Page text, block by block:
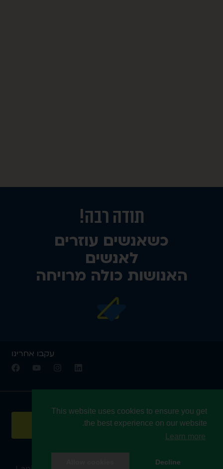
This website uses cookies to ensure you get
the best experience on our website.
Learn more
Decline
תודה רבה!
כשאנשים עוזרים
לאנשים
האנושות כולה מרויחה
עקבו אחרינו
Yossi David